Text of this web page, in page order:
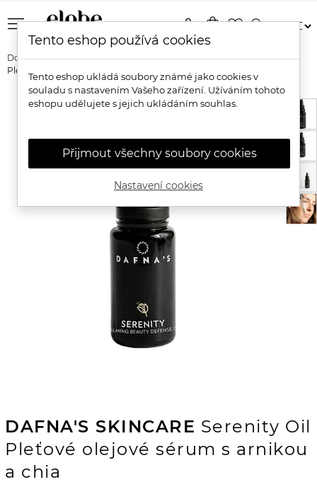
menu shopping_bagfavorite_bordersearch
person
Domů Značky Dafna's Skincare
Dafna's Skincare Serenity Oil
Pleťové olejové sérum s arnikou a chia
DAFNA'S SKINCARE Serenity Oil
Pleťové olejové sérum s arnikou
a chia
Tento eshop používá cookies
Tento eshop ukládá soubory známé jako cookies v
souladu s nastavením Vašeho zařízení. Užíváním tohoto
eshopu udělujete s jejich ukládáním souhlas.
Přijmout všechny soubory cookies
Nastavení cookies